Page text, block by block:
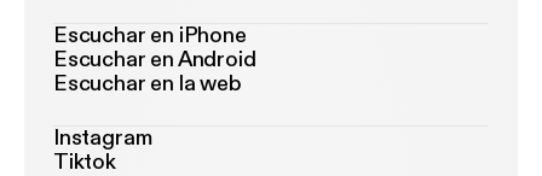
Escuchar en iPhone
Escuchar en Android
Escuchar en la web
Instagram
Tiktok